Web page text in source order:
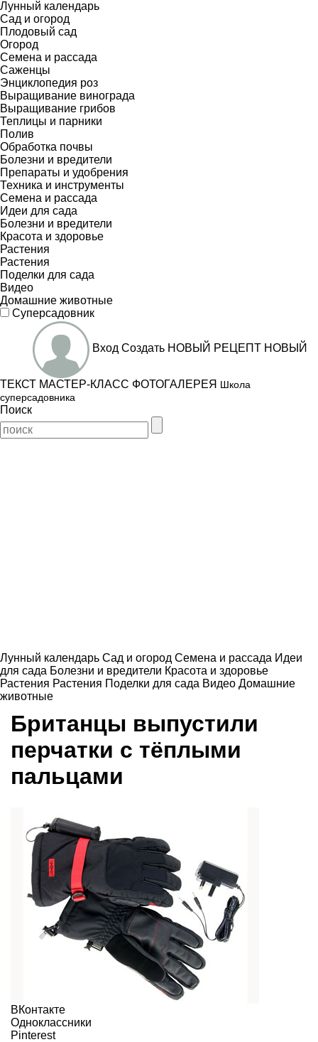
Лунный календарь
Сад и огород
Плодовый сад
Огород
Семена и рассада
Саженцы
Энциклопедия роз
Выращивание винограда
Выращивание грибов
Теплицы и парники
Полив
Обработка почвы
Болезни и вредители
Препараты и удобрения
Техника и инструменты
Семена и рассада
Идеи для сада
Болезни и вредители
Красота и здоровье
Растения
Растения
Поделки для сада
Видео
Домашние животные
Суперсадовник
Вход Создать НОВЫЙ РЕЦЕПТ НОВЫЙ
ТЕКСТ МАСТЕР-КЛАСС ФОТОГАЛЕРЕЯ Школа
суперсадовника
Поиск
Лунный календарь Сад и огород Семена и рассада Идеи
для сада Болезни и вредители Красота и здоровье
Растения Растения Поделки для сада Видео Домашние
животные
Британцы выпустили
перчатки с тёплыми
пальцами
ВКонтакте
Одноклассники
Pinterest